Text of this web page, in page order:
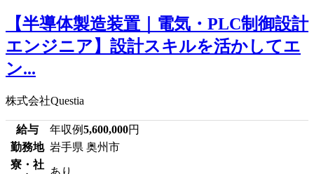
【半導体製造装置｜電気・PLC制御設計
エンジニア】設計スキルを活かしてエ
ン...
株式会社Questia
給与 年収例5,600,000円
勤務地 岩手県 奥州市
寮・社
あり